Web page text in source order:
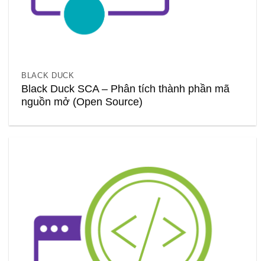
BLACK DUCK
Black Duck SCA – Phân tích thành phần mã
nguồn mở (Open Source)